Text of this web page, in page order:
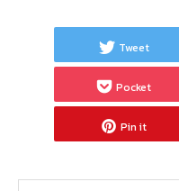
Tweet
Pocket
Pin it